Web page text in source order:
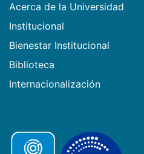
Acerca de la Universidad
Institucional
Bienestar Institucional
Biblioteca
Internacionalización